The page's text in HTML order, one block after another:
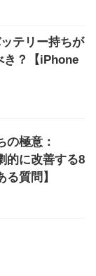
テリー持ちが
き？【iPhone
の極意：
的に改善する8
質問】